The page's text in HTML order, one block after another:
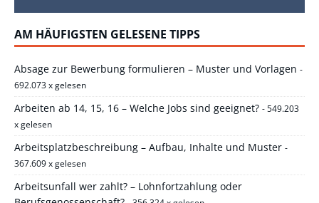
AM HÄUFIGSTEN GELESENE TIPPS
Absage zur Bewerbung formulieren – Muster und Vorlagen -
692.073 x gelesen
Arbeiten ab 14, 15, 16 – Welche Jobs sind geeignet? - 549.203
x gelesen
Arbeitsplatzbeschreibung – Aufbau, Inhalte und Muster -
367.609 x gelesen
Arbeitsunfall wer zahlt? – Lohnfortzahlung oder